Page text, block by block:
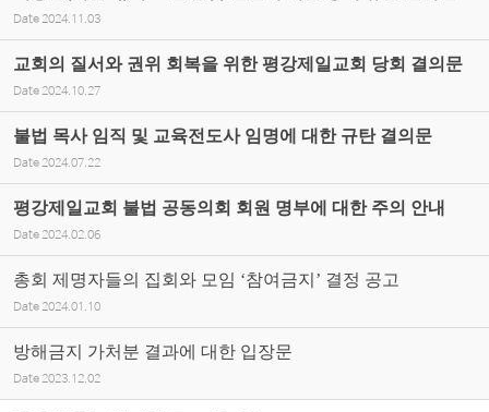
Date 2024.11.03
교회의 질서와 권위 회복을 위한 평강제일교회 당회 결의문
Date 2024.10.27
불법 목사 임직 및 교육전도사 임명에 대한 규탄 결의문
Date 2024.07.22
평강제일교회 불법 공동의회 회원 명부에 대한 주의 안내
Date 2024.02.06
총회 제명자들의 집회와 모임 ‘참여금지’ 결정 공고
Date 2024.01.10
방해금지 가처분 결과에 대한 입장문
Date 2023.12.02